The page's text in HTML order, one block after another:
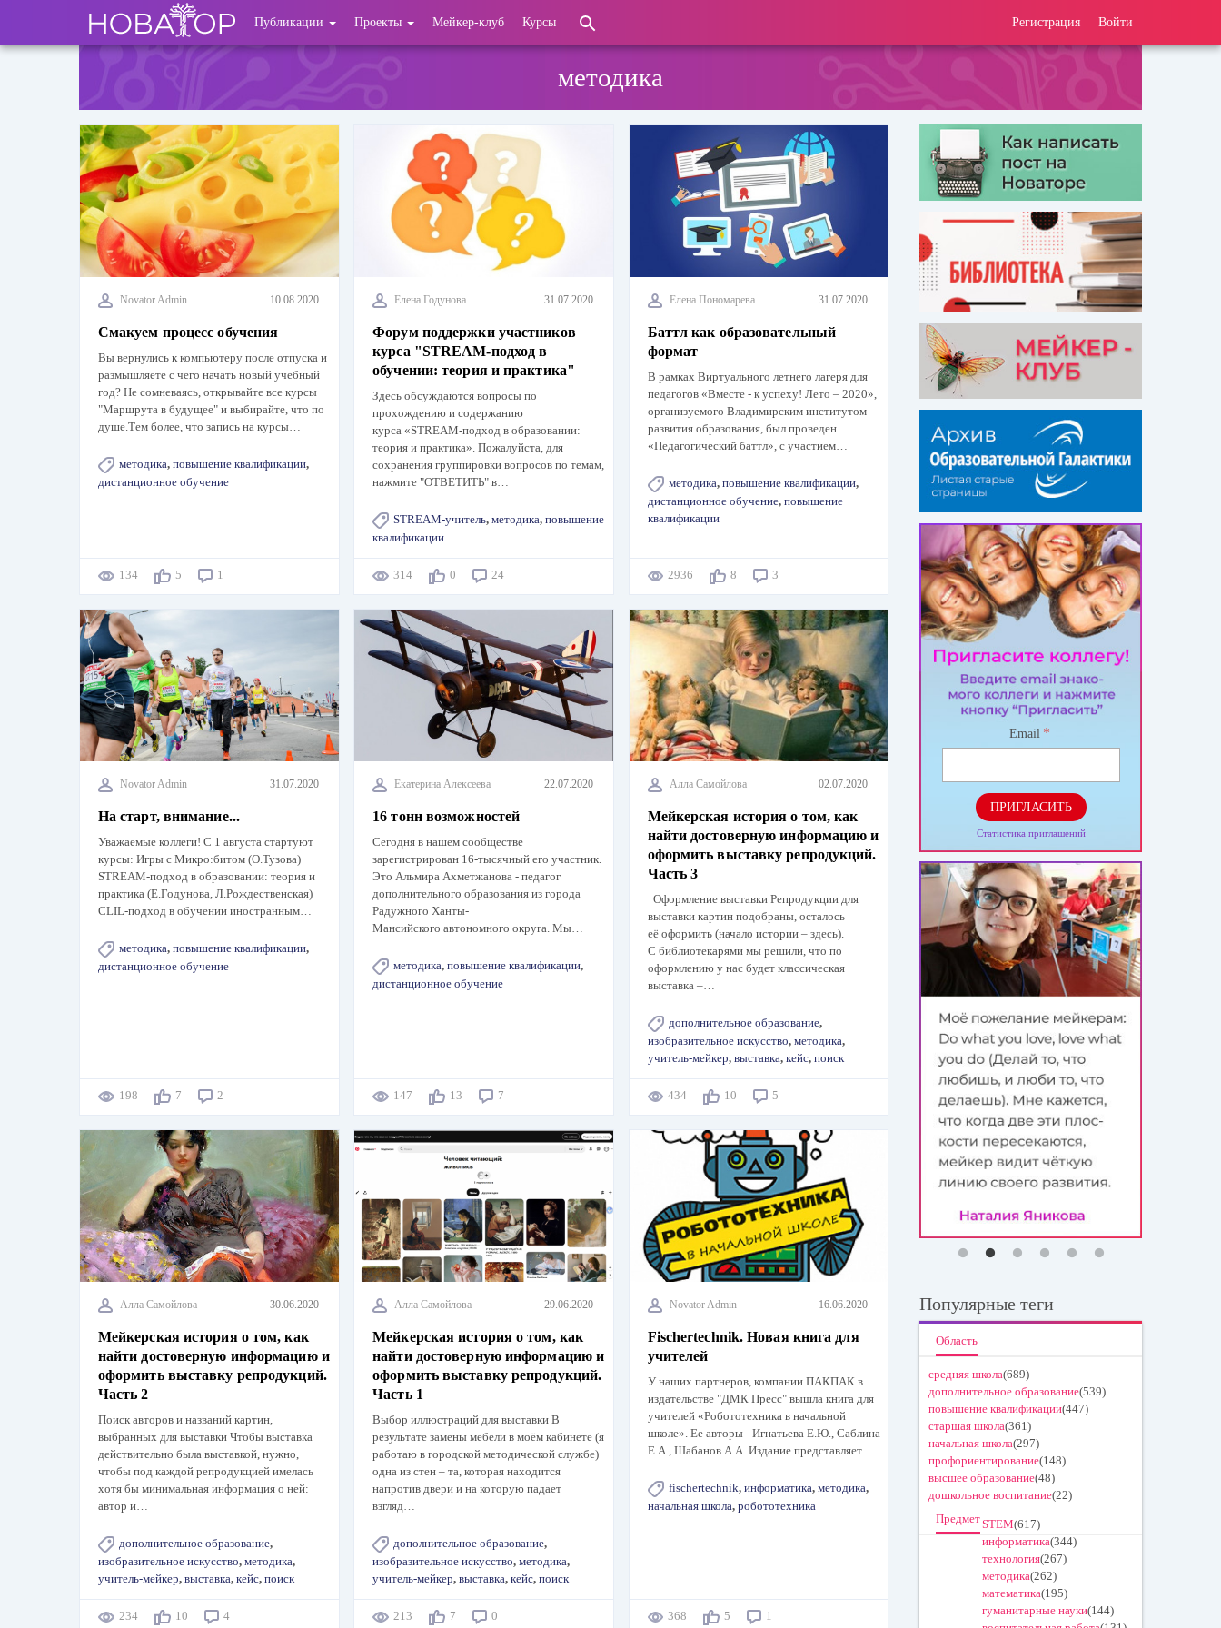
основному
User
account
Регистрация Войти
Публикации Проекты Мейкер-клуб Курсы
методика
Novator Admin 10.08.2020
Смакуем процесс обучения
Вы вернулись к компьютеру после отпуска и
размышляете с чего начать новый учебный
год? Не сомневаясь, открывайте все курсы
"Маршрута в будущее" и выбирайте, что по
душе.Тем более, что запись на курсы…
методика, повышение квалификации,
дистанционное обучение
134 5 1
Елена Годунова 31.07.2020
Форум поддержки участников
курса "STREAM-подход в
обучении: теория и практика"
Здесь обсуждаются вопросы по
прохождению и содержанию
курса «STREAM-подход в образовании:
теория и практика». Пожалуйста, для
сохранения группировки вопросов по темам,
нажмите "ОТВЕТИТЬ" в…
STREAM-учитель,методика,повышение
квалификации
314 0 24
Елена Пономарева 31.07.2020
Баттл как образовательный
формат
В рамках Виртуального летнего лагеря для
педагогов «Вместе - к успеху! Лето – 2020»,
организуемого Владимирским институтом
развития образования, был проведен
«Педагогический баттл», с участием…
методика, повышение квалификации,
дистанционное обучение, повышение
квалификации
2936 8 3
Novator Admin 31.07.2020
На старт, внимание...
Уважаемые коллеги! С 1 августа стартуют
курсы: Игры с Микро:битом (О.Тузова)
STREAM-подход в образовании: теория и
практика (Е.Годунова, Л.Рождественская)
CLIL-подход в обучении иностранным…
методика, повышение квалификации,
дистанционное обучение
198 7 2
Екатерина Алексеева 22.07.2020
16 тонн возможностей
Сегодня в нашем сообществе
зарегистрирован 16-тысячный его участник.
Это Альмира Ахметжанова - педагог
дополнительного образования из города
Радужного Ханты-
Мансийского автономного округа. Мы…
методика,повышение квалификации,
дистанционное обучение
147 13 7
Алла Самойлова 02.07.2020
Мейкерская история о том, как
найти достоверную информацию и
оформить выставку репродукций.
Часть 3
Оформление выставки Репродукции для
выставки картин подобраны, осталось
её оформить (начало истории – здесь).
С библиотекарями мы решили, что по
оформлению у нас будет классическая
выставка –…
дополнительное образование,
изобразительное искусство, методика,
учитель-мейкер, выставка, кейс, поиск
434 10 5
Алла Самойлова 30.06.2020
Мейкерская история о том, как
найти достоверную информацию и
оформить выставку репродукций.
Часть 2
Поиск авторов и названий картин,
выбранных для выставки Чтобы выставка
действительно была выставкой, нужно,
чтобы под каждой репродукцией имелась
хотя бы минимальная информация о ней:
автор и…
дополнительное образование,
изобразительное искусство, методика,
учитель-мейкер, выставка, кейс, поиск
234 10 4
Алла Самойлова 29.06.2020
Мейкерская история о том, как
найти достоверную информацию и
оформить выставку репродукций.
Часть 1
Выбор иллюстраций для выставки В
результате замены мебели в моём кабинете (я
работаю в городской методической службе)
одна из стен – та, которая находится
напротив двери и на которую падает
взгляд…
дополнительное образование,
изобразительное искусство,методика,
учитель-мейкер,выставка,кейс,поиск
213 7 0
Novator Admin 16.06.2020
Fischertechnik. Новая книга для
учителей
У наших партнеров, компании ПАКПАК в
издательстве "ДМК Пресс" вышла книга для
учителей «Робототехника в начальной
школе». Ее авторы - Игнатьева Е.Ю., Саблина
Е.А., Шабанов А.А. Издание представляет…
fischertechnik, информатика, методика,
начальная школа, робототехника
368 5 1
Email *
ПРИГЛАСИТЬ
Статистика приглашений
Популярные теги
Область
средняя школа(689)
дополнительное образование(539)
повышение квалификации(447)
старшая школа(361)
начальная школа(297)
профориентирование(148)
высшее образование(48)
дошкольное воспитание(22)
ПредметSTEM(617)
информатика(344)
технология(267)
методика(262)
математика(195)
гуманитарные науки(144)